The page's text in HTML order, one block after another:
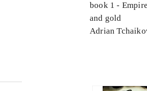
book 1 -
and gold
Adrian